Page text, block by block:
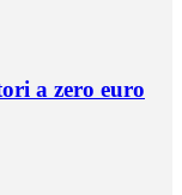
a zero euro